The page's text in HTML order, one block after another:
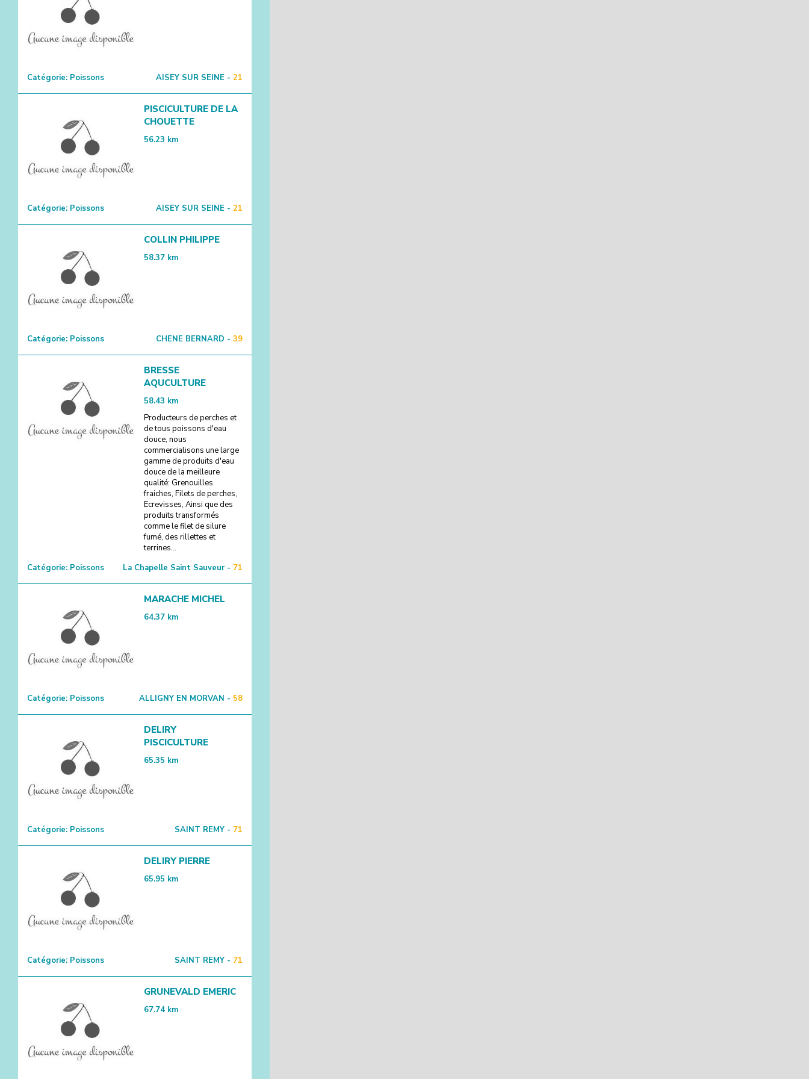
Catégorie: Poissons AISEY SUR SEINE - 21
PISCICULTURE DE LA
CHOUETTE
56.23 km
Catégorie: Poissons AISEY SUR SEINE - 21
COLLIN PHILIPPE
58.37 km
Catégorie: Poissons CHENE BERNARD - 39
BRESSE
AQUCULTURE
58.43 km
Producteurs de perches et
de tous poissons d'eau
douce, nous
commercialisons une large
gamme de produits d'eau
douce de la meilleure
qualité: Grenouilles
fraiches, Filets de perches,
Ecrevisses, Ainsi que des
produits transformés
comme le filet de silure
fumé, des rillettes et
terrines...
Catégorie: Poissons La Chapelle Saint Sauveur - 71
MARACHE MICHEL
64.37 km
Catégorie: Poissons ALLIGNY EN MORVAN - 58
DELIRY
PISCICULTURE
65.35 km
Catégorie: Poissons SAINT REMY - 71
DELIRY PIERRE
65.95 km
Catégorie: Poissons SAINT REMY - 71
GRUNEVALD EMERIC
67.74 km